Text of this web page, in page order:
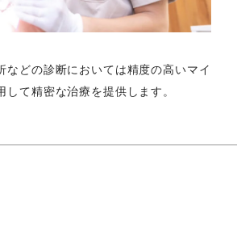
などの診断においては精度の高いマイ
して精密な治療を提供します。